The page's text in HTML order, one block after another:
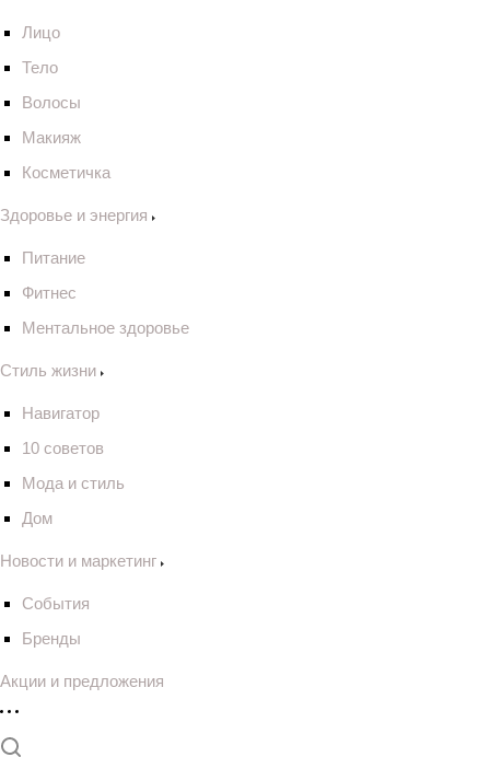
Лицо
Тело
Волосы
Макияж
Косметичка
Здоровье и энергия
Питание
Фитнес
Ментальное здоровье
Стиль жизни
Навигатор
10 советов
Мода и стиль
Дом
Новости и маркетинг
События
Бренды
Акции и предложения